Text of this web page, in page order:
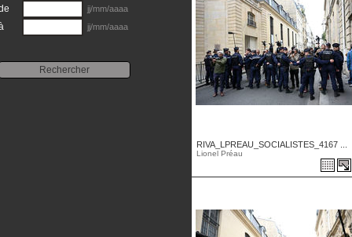
RIVA_LPREAU_SOCIALISTES_4167 ...
Lionel Préau
jj/mm/aaaa
jj/mm/aaaa